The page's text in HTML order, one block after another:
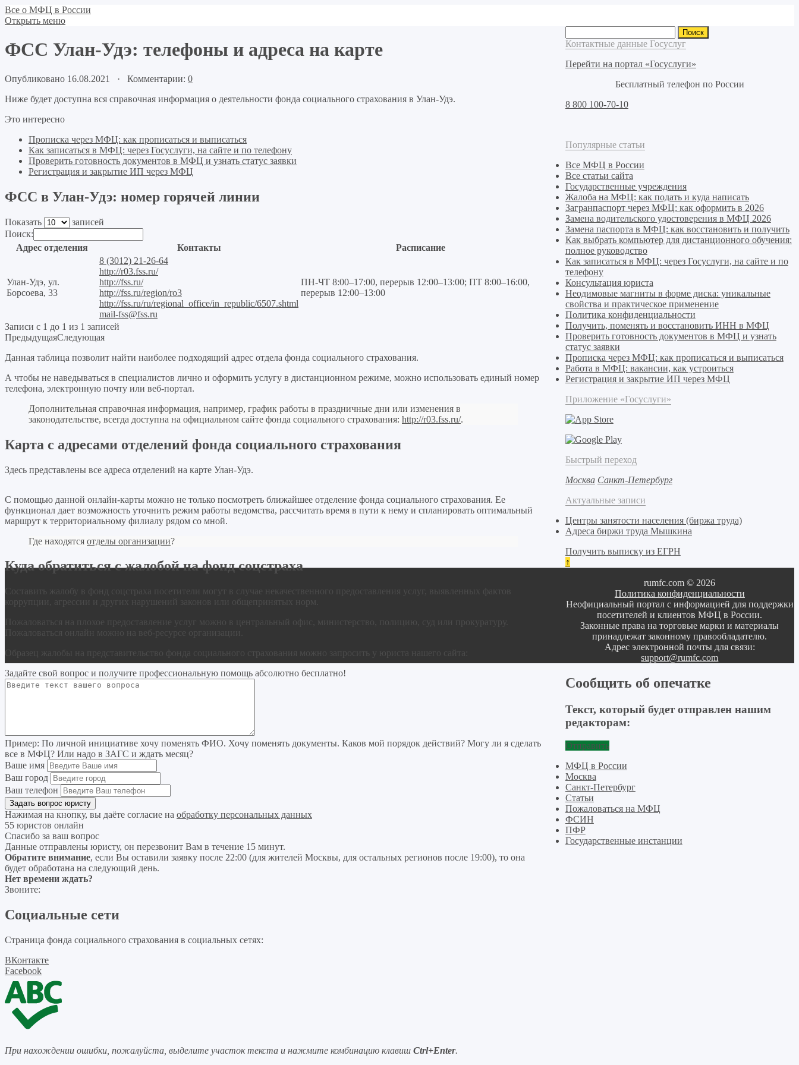
Все о МФЦ в России
Открыть меню
ФСС Улан-Удэ: телефоны и адреса на карте
Опубликовано 16.08.2021 · Комментарии: 0
Ниже будет доступна вся справочная информация о деятельности фонда социального страхования в Улан-Удэ.
Это интересно
Прописка через МФЦ: как прописаться и выписаться
Как записаться в МФЦ: через Госуслуги, на сайте и по телефону
Проверить готовность документов в МФЦ и узнать статус заявки
Регистрация и закрытие ИП через МФЦ
ФСС в Улан-Удэ: номер горячей линии
Показать
записей
Поиск:
Адрес отделения
Контакты Расписание
Улан-Удэ, ул.
Борсоева, 33
8 (3012) 21-26-64
http://r03.fss.ru/
http://fss.ru/
http://fss.ru/region/ro3
http://fss.ru/ru/regional_office/in_republic/6507.shtml
mail-fss@fss.ru
ПН-ЧТ 8:00–17:00, перерыв 12:00–13:00; ПТ 8:00–16:00,
перерыв 12:00–13:00
Записи с 1 до 1 из 1 записей
ПредыдущаяСледующая
Данная таблица позволит найти наиболее подходящий адрес отдела фонда социального страхования.
А чтобы не наведываться в специалистов лично и оформить услугу в дистанционном режиме, можно использовать единый номер
телефона, электронную почту или веб-портал.
Дополнительная справочная информация, например, график работы в праздничные дни или изменения в
законодательстве, всегда доступна на официальном сайте фонда социального страхования: http://r03.fss.ru/.
Карта с адресами отделений фонда социального страхования
Здесь представлены все адреса отделений на карте Улан-Удэ.
+
−
С помощью данной онлайн-карты можно не только посмотреть ближайшее отделение фонда социального страхования. Ее
функционал дает возможность уточнить режим работы ведомства, рассчитать время в пути к нему и спланировать оптимальный
маршрут к территориальному филиалу рядом со мной.
Где находятся отделы организации?
Куда обратиться с жалобой на фонд соцстраха
Составить жалобу в фонд соцстраха посетители могут в случае некачественного предоставления услуг, выявленных фактов
коррупции, агрессии и других нарушений законов или общепринятых норм.
Пожаловаться на плохое предоставление услуг можно в центральный офис, министерство, полицию, суд или прокуратуру.
Пожаловаться онлайн можно на веб-ресурсе организации.
Образец жалобы на представительство фонда социального страхования можно запросить у юриста нашего сайта:
Задайте свой вопрос и получите профессиональную помощь абсолютно бесплатно!
Пример: По личной инициативе хочу поменять ФИО. Хочу поменять документы. Каков мой порядок действий? Могу ли я сделать
все в МФЦ? Или надо в ЗАГС и ждать месяц?
Ваше имя
Ваш город
Ваш телефон
Нажимая на кнопку, вы даёте согласие на обработку персональных данных
55 юристов онлайн
Спасибо за ваш вопрос
Данные отправлены юристу, он перезвонит Вам в течение 15 минут.
Обратите внимание, если Вы оставили заявку после 22:00 (для жителей Москвы, для остальных регионов после 19:00), то она
будет обработана на следующий день.
Нет времени ждать?
Звоните:
Социальные сети
Страница фонда социального страхования в социальных сетях:
ВКонтакте
Facebook
При нахождении ошибки, пожалуйста, выделите участок текста и нажмите комбинацию клавиш Ctrl+Enter.
Контактные данные Госуслуг
Перейти на портал «Госуслуги»
Бесплатный телефон по России
8 800 100-70-10
Популярные статьи
Все МФЦ в России
Все статьи сайта
Государственные учреждения
Жалоба на МФЦ: как подать и куда написать
Загранпаспорт через МФЦ: как оформить в 2026
Замена водительского удостоверения в МФЦ 2026
Замена паспорта в МФЦ: как восстановить и получить
Как выбрать компьютер для дистанционного обучения:
полное руководство
Как записаться в МФЦ: через Госуслуги, на сайте и по
телефону
Консультация юриста
Неодимовые магниты в форме диска: уникальные
свойства и практическое применение
Политика конфиденциальности
Получить, поменять и восстановить ИНН в МФЦ
Проверить готовность документов в МФЦ и узнать
статус заявки
Прописка через МФЦ: как прописаться и выписаться
Работа в МФЦ: вакансии, как устроиться
Регистрация и закрытие ИП через МФЦ
Приложение «Госуслуги»
Быстрый переход
Москва Санкт-Петербург
Актуальные записи
Центры занятости населения (биржа труда)
Адреса биржи труда Мышкина
Получить выписку из ЕГРН
↑
rumfc.com © 2026
Политика конфиденциальности
Неофициальный портал с информацией для поддержки
посетителей и клиентов МФЦ в России.
Законные права на торговые марки и материалы
принадлежат законному правообладателю.
Адрес электронной почты для связи:
support@rumfc.com
Сообщить об опечатке
Текст, который будет отправлен нашим
редакторам:
Отправить
МФЦ в России
Москва
Санкт-Петербург
Статьи
Пожаловаться на МФЦ
ФСИН
ПФР
Государственные инстанции